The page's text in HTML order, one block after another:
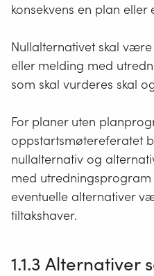
konsekvens en plan eller
Nullalternativet skal
eller melding med
som skal vurderes skal
For planer uten
oppstartsmøtereferatet
nullalternativ og
med
eventuelle alternativer
tiltakshaver.
1.1.3 Alternativer